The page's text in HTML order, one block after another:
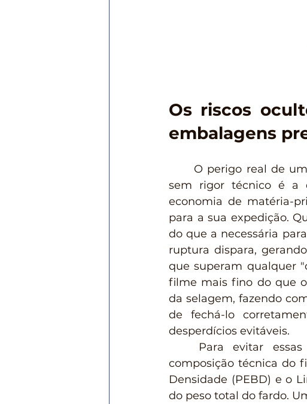
Os riscos
embalagens
O perigo real de
sem rigor técnico é a
economia de matéria-
para a sua expedição.
do que a necessária
ruptura dispara,
que superam qualquer
filme mais fino do que
da selagem, fazendo
de fechá-lo
desperdícios evitáveis.
composição técnica do
Densidade (PEBD) e o
do peso total do fardo.